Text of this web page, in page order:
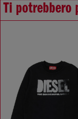
Ti potrebbero